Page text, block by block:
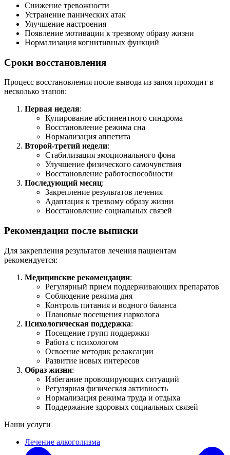
Снижение тревожности
Устранение панических атак
Улучшение настроения
Появление мотивации к трезвому образу жизни
Нормализация когнитивных функций
Сроки восстановления
Процесс восстановления после вывода из запоя проходит в
несколько этапов:
Первая неделя:
Купирование абстинентного синдрома
Восстановление режима сна
Нормализация аппетита
Второй-третий недели:
Стабилизация эмоционального фона
Улучшение физического самочувствия
Восстановление работоспособности
Последующий месяц:
Закрепление результатов лечения
Адаптация к трезвому образу жизни
Восстановление социальных связей
Рекомендации после выписки
Для закрепления результатов лечения пациентам
рекомендуется:
Медицинские рекомендации:
Регулярный прием поддерживающих препаратов
Соблюдение режима дня
Контроль питания и водного баланса
Плановые посещения нарколога
Психологическая поддержка:
Посещение групп поддержки
Работа с психологом
Освоение методик релаксации
Развитие новых интересов
Образ жизни:
Избегание провоцирующих ситуаций
Регулярная физическая активность
Нормализация режима труда и отдыха
Поддержание здоровых социальных связей
Наши услуги
Лечение алкоголизма